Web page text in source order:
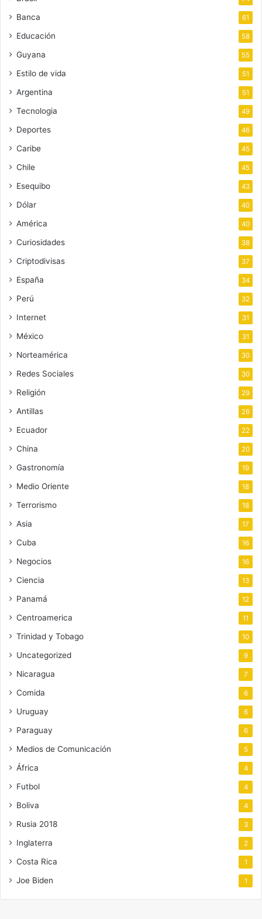
Banca 61
Educación 58
Guyana 55
Estilo de vida 51
Argentina 51
Tecnologia 49
Deportes 46
Caribe 45
Chile 45
Esequibo 43
Dólar 40
América 40
Curiosidades 38
Criptodivisas 37
España 34
Perú 32
Internet 31
México 31
Norteamérica 30
Redes Sociales 30
Religión 29
Antillas 26
Ecuador 22
China 20
Gastronomía 19
Medio Oriente 18
Terrorismo 18
Asia 17
Cuba 16
Negocios 16
Ciencia 13
Panamá 12
Centroamerica 11
Trinidad y Tobago 10
Uncategorized 9
Nicaragua 7
Comida 6
Uruguay 6
Paraguay 6
Medios de Comunicación 5
África 4
Futbol 4
Boliva 4
Rusia 2018 3
Inglaterra 2
Costa Rica 1
Joe Biden 1